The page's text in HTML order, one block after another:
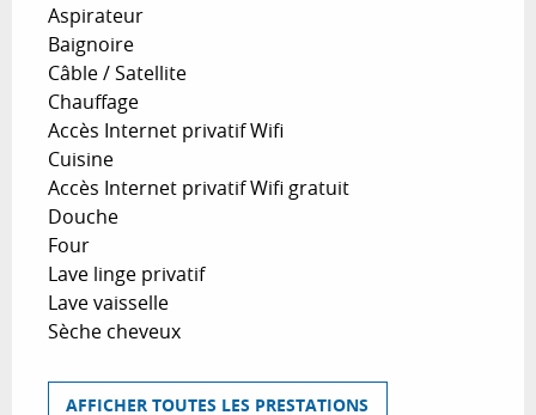
Aspirateur
Baignoire
Câble / Satellite
Chauffage
Accès Internet privatif Wifi
Cuisine
Accès Internet privatif Wifi gratuit
Douche
Four
Lave linge privatif
Lave vaisselle
Sèche cheveux
AFFICHER TOUTES LES PRESTATIONS